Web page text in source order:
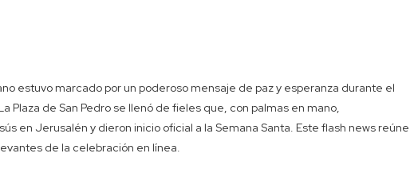
estuvo marcado por un poderoso mensaje de paz y esperanza durante el
Plaza de San Pedro se llenó de fieles que, con palmas en mano,
en Jerusalén y dieron inicio oficial a la Semana Santa. Este flash news reúne
de la celebración en línea.